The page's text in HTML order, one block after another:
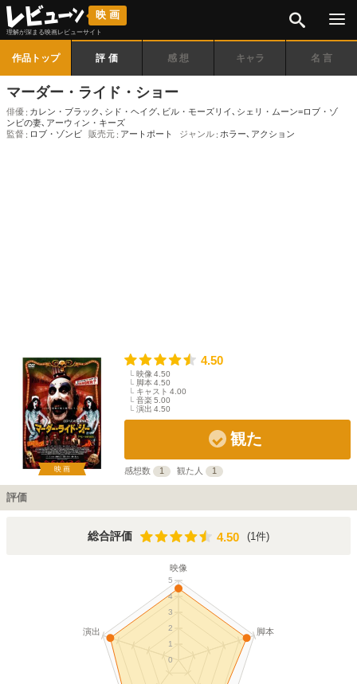
映画
理解が深まる映画レビューサイト
作品トップ 評価 感想 キャラ 名言
マーダー・ライド・ショー
俳優 カレン・ブラック､ シド・ヘイグ､ ビル・モーズリイ､ シェリ・ムーン=ロブ・ゾ
ンビの妻､ アーウィン・キーズ
監督
ロブ・ゾンビ 販売元 アートポート ジャンル ホラー､ アクション
映画
4.50
映像 4.50
脚本4.50
キャスト 4.00
音楽5.00
演出 4.50
観た
感想数 1 観た人 1
評価
総合評価 4.50
4.50 (1件)
映像
脚本
演出
0
1
2
3
4
5